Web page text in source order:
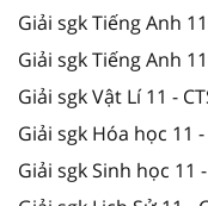
Giải sgk Tiếng Anh
Giải sgk Tiếng Anh
Giải sgk Vật Lí 11 -
Giải sgk Hóa học 11 -
Giải sgk Sinh học 11 -